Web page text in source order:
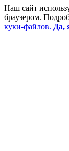
Наш сайт
браузером.
куки-файлов. Да,